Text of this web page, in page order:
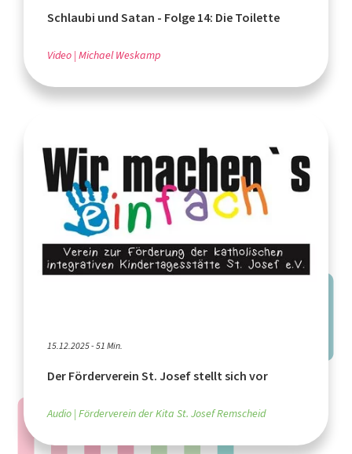
Schlaubi und Satan - Folge 14: Die Toilette
Video Michael Weskamp
15.12.2025 - 51 Min.
Der Förderverein St. Josef stellt sich vor
Audio Förderverein der Kita St. Josef Remscheid